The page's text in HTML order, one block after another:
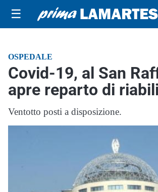
☰
OSPEDALE
Covid-19, al San
apre reparto di
Ventotto posti a disposizione.